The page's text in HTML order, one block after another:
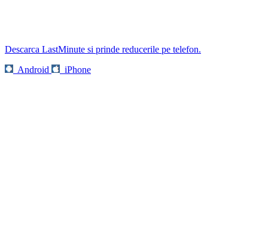
Descarca LastMinute si prinde reducerile pe telefon.
Android
iPhone